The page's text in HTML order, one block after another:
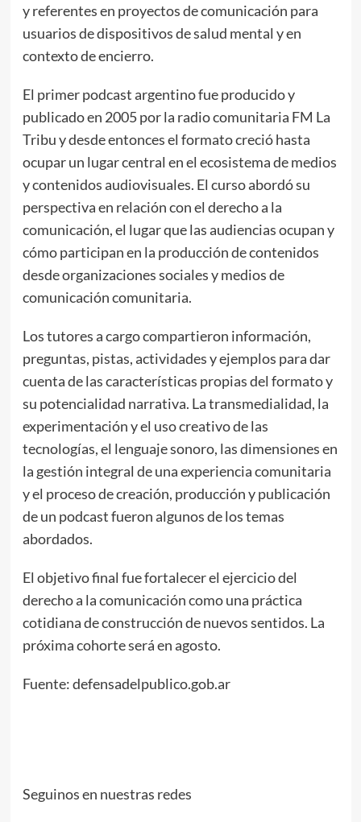
y referentes en proyectos de comunicación para
usuarios de dispositivos de salud mental y en
contexto de encierro.
El primer podcast argentino fue producido y
publicado en 2005 por la radio comunitaria FM La
Tribu y desde entonces el formato creció hasta
ocupar un lugar central en el ecosistema de medios
y contenidos audiovisuales. El curso abordó su
perspectiva en relación con el derecho a la
comunicación, el lugar que las audiencias ocupan y
cómo participan en la producción de contenidos
desde organizaciones sociales y medios de
comunicación comunitaria.
Los tutores a cargo compartieron información,
preguntas, pistas, actividades y ejemplos para dar
cuenta de las características propias del formato y
su potencialidad narrativa. La transmedialidad, la
experimentación y el uso creativo de las
tecnologías, el lenguaje sonoro, las dimensiones en
la gestión integral de una experiencia comunitaria
y el proceso de creación, producción y publicación
de un podcast fueron algunos de los temas
abordados.
El objetivo final fue fortalecer el ejercicio del
derecho a la comunicación como una práctica
cotidiana de construcción de nuevos sentidos. La
próxima cohorte será en agosto.
Fuente: defensadelpublico.gob.ar
Seguinos en nuestras redes